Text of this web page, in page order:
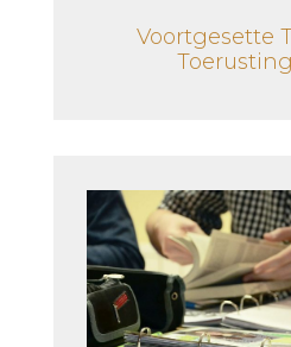
Voortgesette